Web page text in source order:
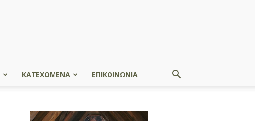
ΚΑΤΕΧΟΜΕΝΑ ΕΠΙΚΟΙΝΩΝΙΑ